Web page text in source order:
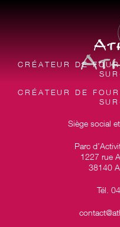
CRÉATEUR DE
CRÉATEUR DE
Siège social
Parc
1227 rue
38140
Tél.